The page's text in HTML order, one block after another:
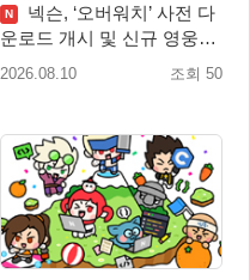
N
넥슨, ‘오버워치’ 사전 다
운로드 개시 및 신규 영웅
‘디몬(D.Mon)’ 공개!
2026.08.10 조회 50